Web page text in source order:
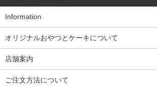
Information
オリジナルおやつとケーキについて
店舗案内
ご注文方法について